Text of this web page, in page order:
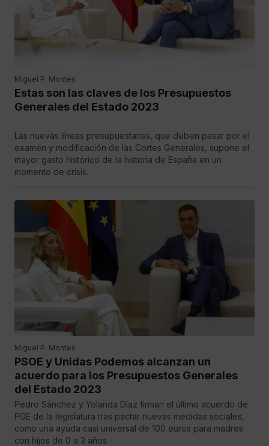
Miguel P. Montes
Estas son las claves de los Presupuestos
Generales del Estado 2023
Las nuevas líneas presupuestarias, que deben pasar por el
examen y modificación de las Cortes Generales, supone el
mayor gasto histórico de la historia de España en un
momento de crisis.
Miguel P. Montes
PSOE y Unidas Podemos alcanzan un
acuerdo para los Presupuestos Generales
del Estado 2023
Pedro Sánchez y Yolanda Díaz firman el último acuerdo de
PGE de la legislatura tras pactar nuevas medidas sociales,
como una ayuda casi universal de 100 euros para madres
con hijos de 0 a 3 años